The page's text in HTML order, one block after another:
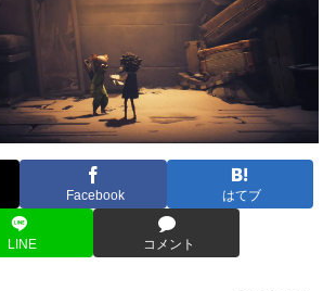
Facebook はてブ
LINE コメント